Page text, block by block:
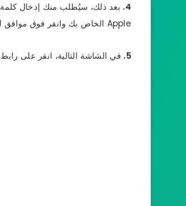
4.
Apple الخاص بك وانقر فوق موافق للمتابعة.
5. في الشاشة التالية، انقر على